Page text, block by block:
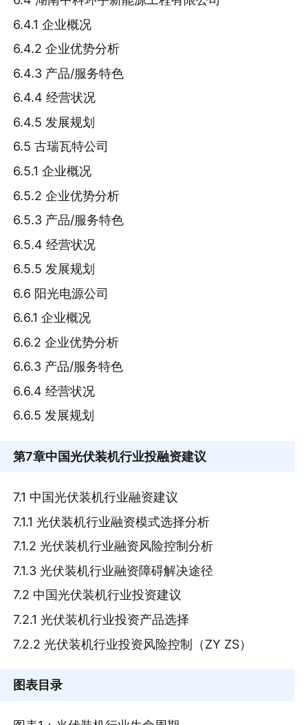
6.4.1 企业概况
6.4.2 企业优势分析
6.4.3 产品/服务特色
6.4.4 经营状况
6.4.5 发展规划
6.5 古瑞瓦特公司
6.5.1 企业概况
6.5.2 企业优势分析
6.5.3 产品/服务特色
6.5.4 经营状况
6.5.5 发展规划
6.6 阳光电源公司
6.6.1 企业概况
6.6.2 企业优势分析
6.6.3 产品/服务特色
6.6.4 经营状况
6.6.5 发展规划
第7章中国光伏装机行业投融资建议
7.1 中国光伏装机行业融资建议
7.1.1 光伏装机行业融资模式选择分析
7.1.2 光伏装机行业融资风险控制分析
7.1.3 光伏装机行业融资障碍解决途径
7.2 中国光伏装机行业投资建议
7.2.1 光伏装机行业投资产品选择
7.2.2 光伏装机行业投资风险控制（ZY ZS）
图表目录